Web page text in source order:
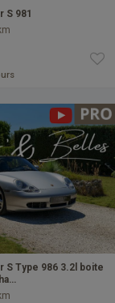
S 981
S Type 986 3.2l boite